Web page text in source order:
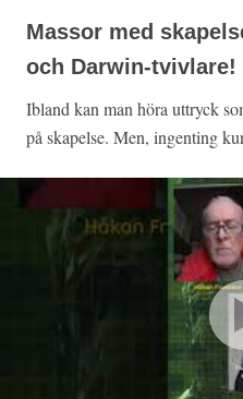
Massor med
och Darwin-tvivlare!
Ibland kan man höra uttryck
på skapelse. Men, ingenting